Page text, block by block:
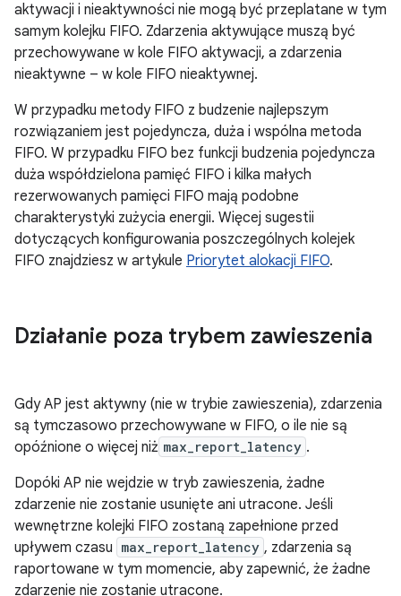
aktywacji i nieaktywności nie mogą być przeplatane w tym
samym kolejku FIFO. Zdarzenia aktywujące muszą być
przechowywane w kole FIFO aktywacji, a zdarzenia
nieaktywne – w kole FIFO nieaktywnej.
W przypadku metody FIFO z budzenie najlepszym
rozwiązaniem jest pojedyncza, duża i wspólna metoda
FIFO. W przypadku FIFO bez funkcji budzenia pojedyncza
duża współdzielona pamięć FIFO i kilka małych
rezerwowanych pamięci FIFO mają podobne
charakterystyki zużycia energii. Więcej sugestii
dotyczących konfigurowania poszczególnych kolejek
FIFO znajdziesz w artykule Priorytet alokacji FIFO.
Działanie poza trybem zawieszenia
Gdy AP jest aktywny (nie w trybie zawieszenia), zdarzenia
są tymczasowo przechowywane w FIFO, o ile nie są
opóźnione o więcej niż max_report_latency .
Dopóki AP nie wejdzie w tryb zawieszenia, żadne
zdarzenie nie zostanie usunięte ani utracone. Jeśli
wewnętrzne kolejki FIFO zostaną zapełnione przed
upływem czasu max_report_latency , zdarzenia są
raportowane w tym momencie, aby zapewnić, że żadne
zdarzenie nie zostanie utracone.